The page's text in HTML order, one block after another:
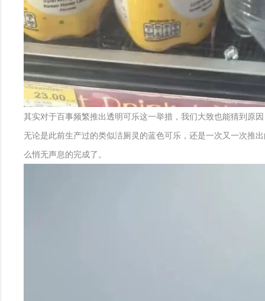
其实对于百事频繁推出透明可乐这一举措，我们大致也能猜到原
无论是此前生产过的类似洁厕灵的蓝色可乐，还是一次又一次推
么悄无声息的完成了。